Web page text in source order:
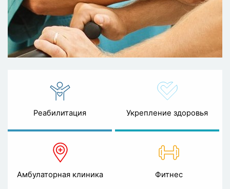
Реабилитация Укрепление здоровья
Амбулаторная клиника Фитнес